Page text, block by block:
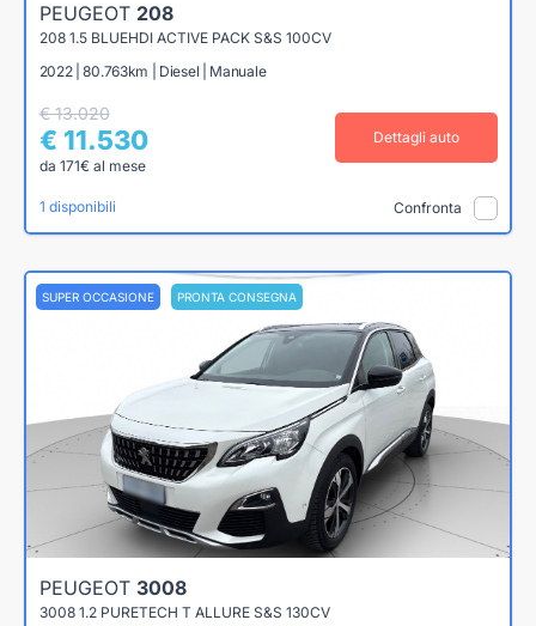
PEUGEOT 208
208 1.5 BLUEHDI ACTIVE PACK S&S 100CV
2022 | 80.763km | Diesel | Manuale
€ 13.020
€ 11.530
da 171€ al mese
Dettagli auto
1 disponibili Confronta
SUPER OCCASIONE PRONTA CONSEGNA
PEUGEOT 3008
3008 1.2 PURETECH T ALLURE S&S 130CV